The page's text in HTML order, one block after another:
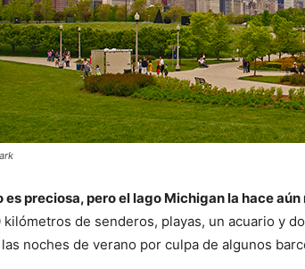
es preciosa, pero el lago Michigan la hace
kilómetros de senderos, playas, un acuario y
noches de verano por culpa de algunos